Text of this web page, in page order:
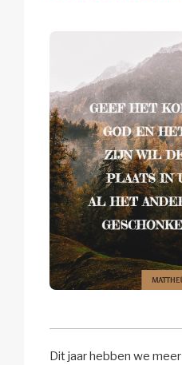
Dit jaar hebben we